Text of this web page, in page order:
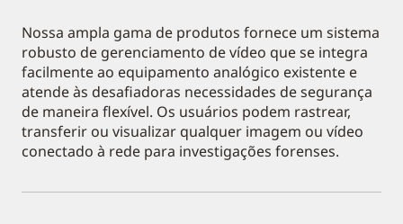
Nossa ampla gama de produtos fornece um sistema
robusto de gerenciamento de vídeo que se integra
facilmente ao equipamento analógico existente e
atende às desafiadoras necessidades de segurança
de maneira flexível. Os usuários podem rastrear,
transferir ou visualizar qualquer imagem ou vídeo
conectado à rede para investigações forenses.